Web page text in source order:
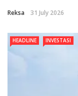
Reksa 31 July 2026
HEADLINE INVESTASI